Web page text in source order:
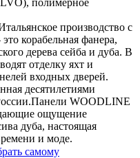
производство с
корабельная фанера,
дерева сейба и дуба. В
отделку яхт и
входных дверей.
десятилетиями
WOODLINE
ощущение
дуба, настоящая
и моде.
самому